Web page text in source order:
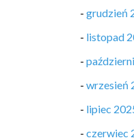
- grudzień
- listopad
-
- wrzesień
- lipiec
- czerwiec